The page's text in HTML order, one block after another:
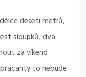
deseti metrů,
sloupků, dva
za víkend
to nebude